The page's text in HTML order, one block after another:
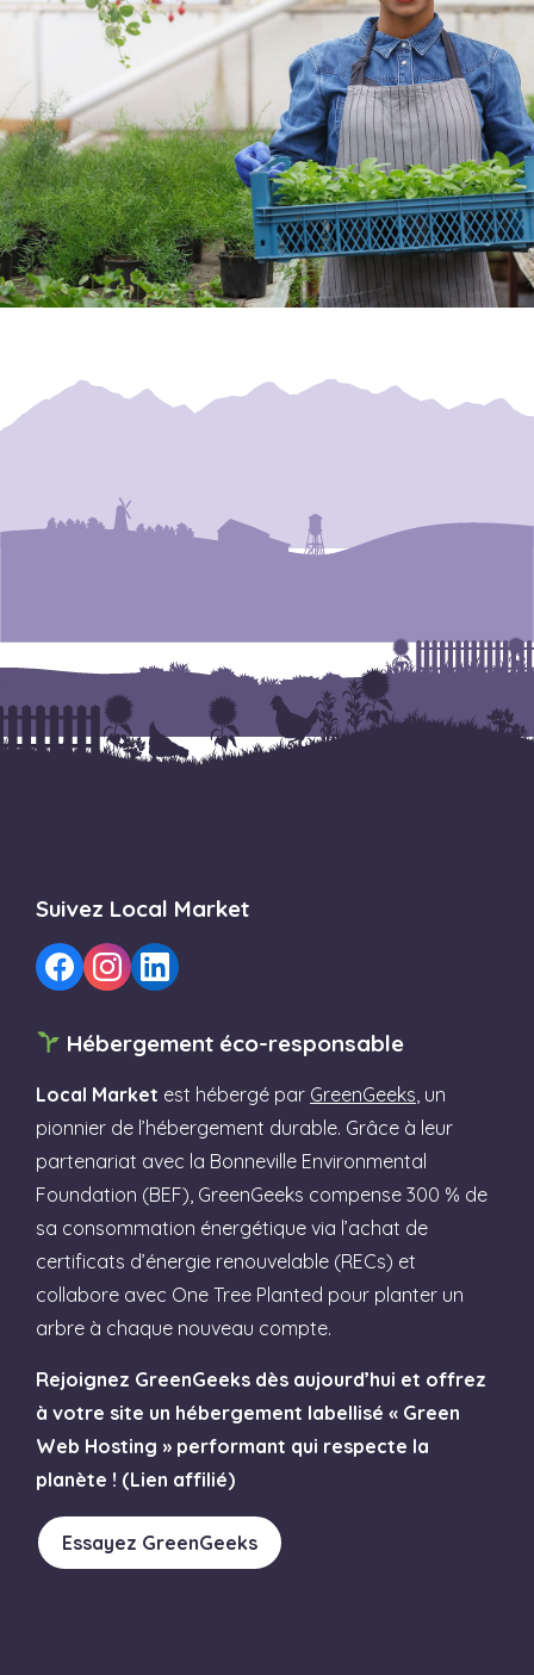
Suivez Local Market
Hébergement éco-responsable
Local Market est hébergé par GreenGeeks , un
pionnier de l’hébergement durable. Grâce à leur
partenariat avec la Bonneville Environmental
Foundation (BEF), GreenGeeks compense 300 % de
sa consommation énergétique via l’achat de
certificats d’énergie renouvelable (RECs) et
collabore avec One Tree Planted pour planter un
arbre à chaque nouveau compte.
Rejoignez GreenGeeks dès aujourd’hui et offrez
à votre site un hébergement labellisé « Green
Web Hosting » performant qui respecte la
planète ! (Lien affilié)
Essayez GreenGeeks